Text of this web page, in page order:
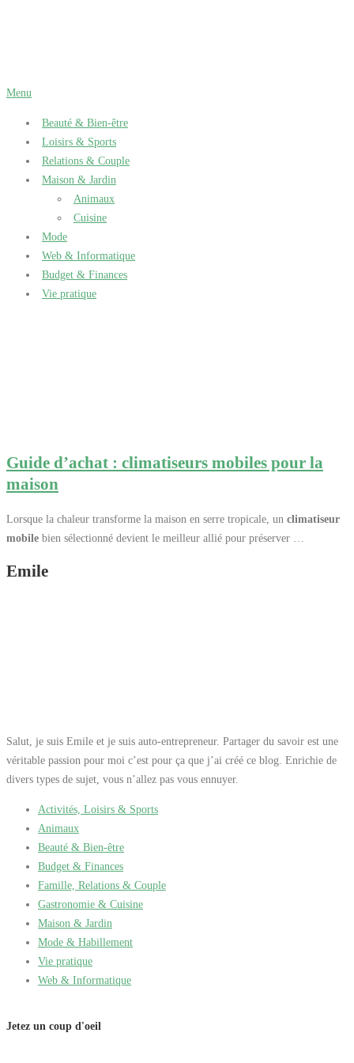
Menu
Beauté & Bien-être
Loisirs & Sports
Relations & Couple
Maison & Jardin
Animaux
Cuisine
Mode
Web & Informatique
Budget & Finances
Vie pratique
Guide d’achat : climatiseurs mobiles pour la
maison
Lorsque la chaleur transforme la maison en serre tropicale, un climatiseur
mobile bien sélectionné devient le meilleur allié pour préserver …
Emile
Salut, je suis Emile et je suis auto-entrepreneur. Partager du savoir est une
véritable passion pour moi c’est pour ça que j’ai créé ce blog. Enrichie de
divers types de sujet, vous n’allez pas vous ennuyer.
Activités, Loisirs & Sports
Animaux
Beauté & Bien-être
Budget & Finances
Famille, Relations & Couple
Gastronomie & Cuisine
Maison & Jardin
Mode & Habillement
Vie pratique
Web & Informatique
Jetez un coup d'oeil